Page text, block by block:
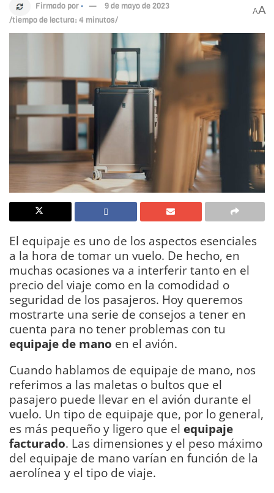
Firmado por ·
9 de mayo de 2023
/tiempo de lectura: 4 minutos/
AA
El equipaje es uno de los aspectos esenciales
a la hora de tomar un vuelo. De hecho, en
muchas ocasiones va a interferir tanto en el
precio del viaje como en la comodidad o
seguridad de los pasajeros. Hoy queremos
mostrarte una serie de consejos a tener en
cuenta para no tener problemas con tu
equipaje de mano en el avión.
Cuando hablamos de equipaje de mano, nos
referimos a las maletas o bultos que el
pasajero puede llevar en el avión durante el
vuelo. Un tipo de equipaje que, por lo general,
es más pequeño y ligero que el equipaje
facturado. Las dimensiones y el peso máximo
del equipaje de mano varían en función de la
aerolínea y el tipo de viaje.